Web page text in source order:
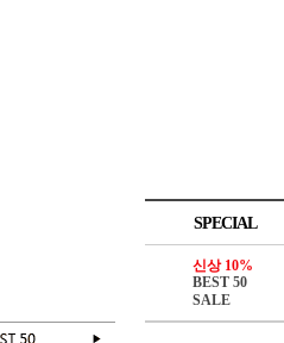
SPECIAL
신상 10%
BEST 50
SALE